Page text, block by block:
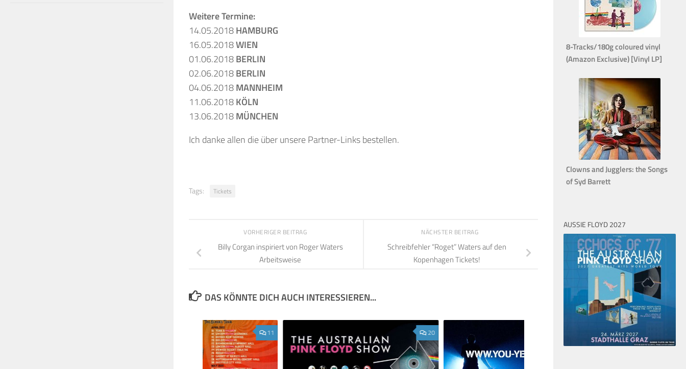
Weitere Termine:
14.05.2018HAMBURG
16.05.2018WIEN
01.06.2018BERLIN
02.06.2018BERLIN
04.06.2018MANNHEIM
11.06.2018KÖLN
13.06.2018MÜNCHEN
Ich danke allen die über unsere Partner-Links bestellen.
Tags: Tickets
NÄCHSTER BEITRAG
Schreibfehler “Roget” Waters auf den
Kopenhagen Tickets!
VORHERIGER BEITRAG
Billy Corgan inspiriert von Roger Waters
Arbeitsweise
DAS KÖNNTE DICH AUCH INTERESSIEREN...
20
11
8-Tracks/180g coloured vinyl
(Amazon Exclusive) [Vinyl LP]
Clowns and Jugglers: the Songs
of Syd Barrett
AUSSIE FLOYD 2027